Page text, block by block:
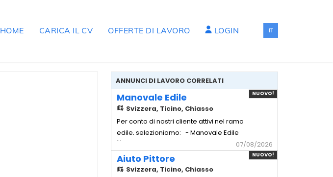
HOME CARICA IL CV OFFERTE DI LAVORO LOGIN IT
ANNUNCI DI LAVORO CORRELATI
NUOVO!
Manovale Edile
Svizzera, Ticino, Chiasso
Per conto di nostri cliente attivi nel ramo
edile, selezioniamo: - Manovale Edile
con esperienza Mansionario - Logistica
materiali: Gestione
dell'approvvigionamento e del trasporto
...
07/08/2026
NUOVO!
Aiuto Pittore
Svizzera, Ticino, Chiasso